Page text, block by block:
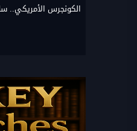
الكونجرس الأمريكي..